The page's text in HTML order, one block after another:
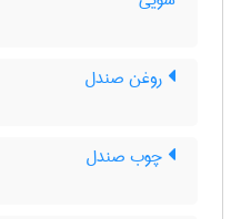
روغن صندل
چوب صندل